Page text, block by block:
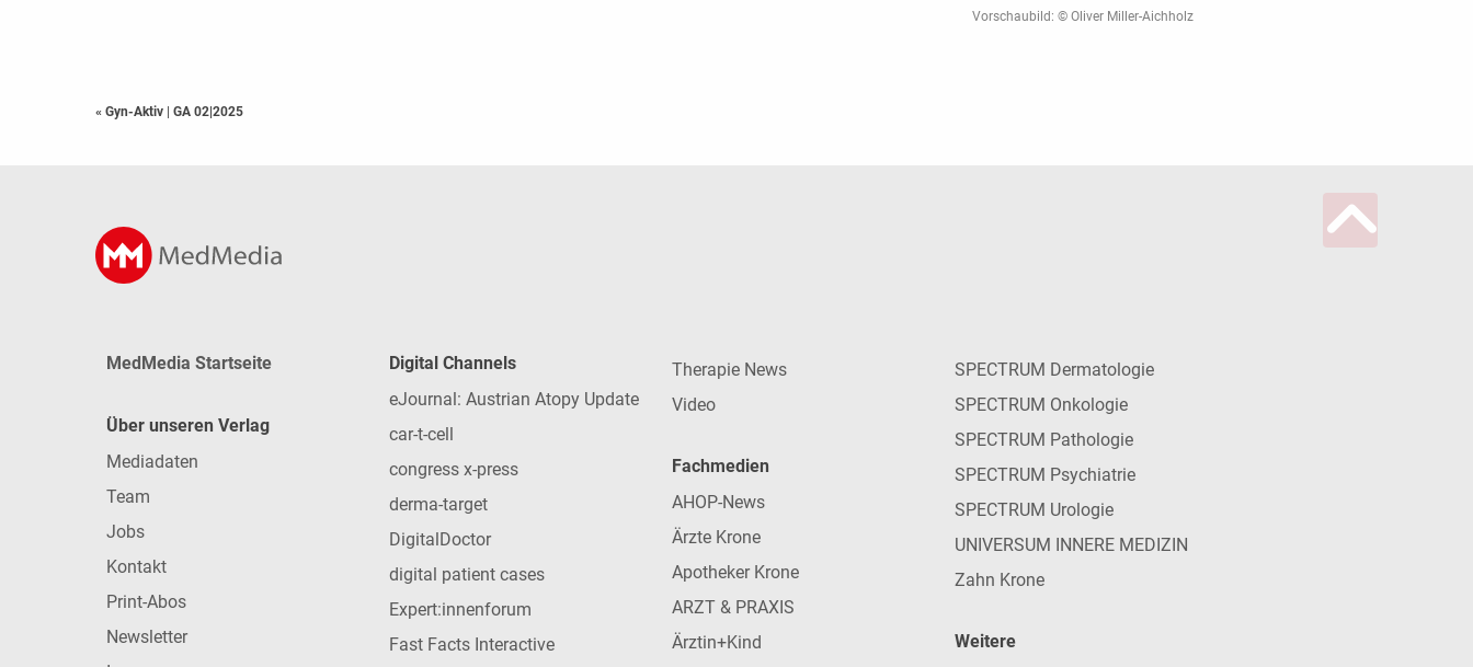
Vorschaubild: © Oliver Miller-Aichholz
« Gyn-Aktiv GA 02|2025
MedMedia Startseite
Über unseren Verlag
Mediadaten
Team
Jobs
Kontakt
Print-Abos
Newsletter
Digital Channels
eJournal: Austrian Atopy Update
car-t-cell
congress x-press
derma-target
DigitalDoctor
digital patient cases
Expert:innenforum
Fast Facts Interactive
Therapie News
Video
Fachmedien
AHOP-News
Ärzte Krone
Apotheker Krone
ARZT & PRAXIS
Ärztin+Kind
SPECTRUM Dermatologie
SPECTRUM Onkologie
SPECTRUM Pathologie
SPECTRUM Psychiatrie
SPECTRUM Urologie
UNIVERSUM INNERE MEDIZIN
Zahn Krone
Weitere